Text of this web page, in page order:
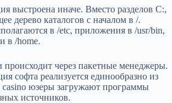
выстроена иначе. Вместо разделов C:,
дерево каталогов с началом в /.
в /etc, приложения в /usr/bin,
в /home.
через пакетные менеджеры.
софта реализуется единообразно из
casino юзеры загружают программы
источников.